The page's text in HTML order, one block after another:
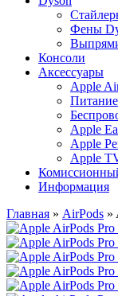
Фены
Консоли
Аксессуары
Apple
Apple
Apple
Apple
Информация
Главная » AirPods »